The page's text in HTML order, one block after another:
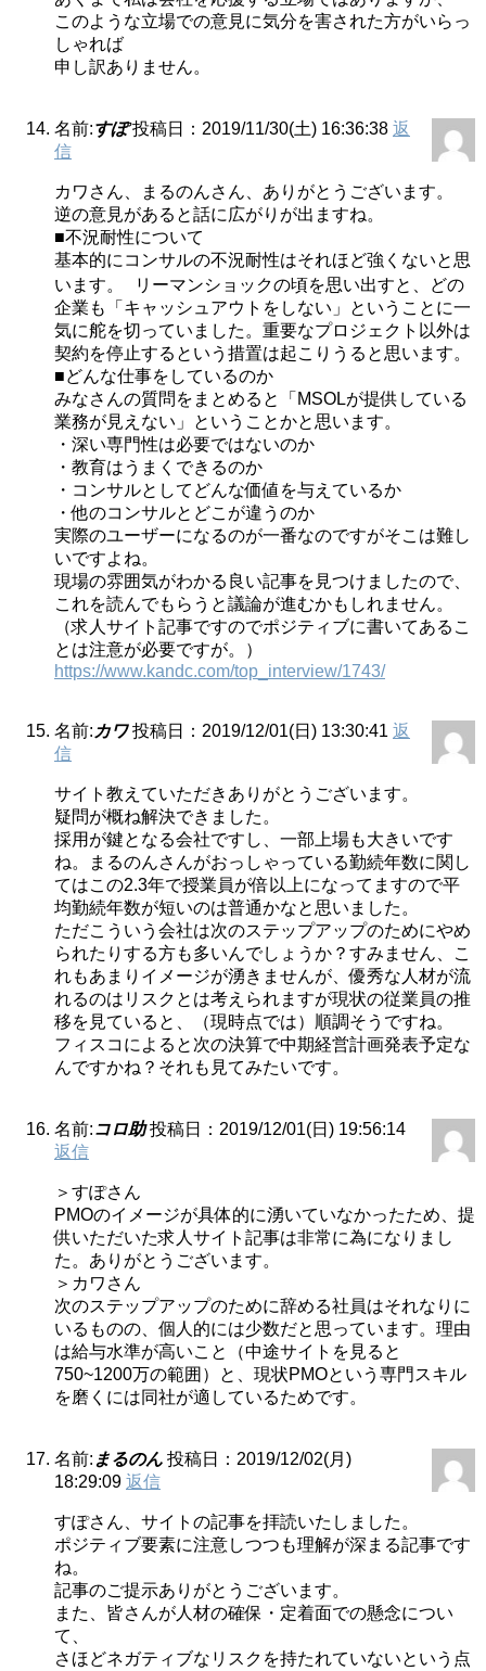
このような立場での意見に気分を害された方がいらっ
しゃれば
申し訳ありません。
名前:すぽ 投稿日：2019/11/30(土) 16:36:38 返
信
カワさん、まるのんさん、ありがとうございます。
逆の意見があると話に広がりが出ますね。
■不況耐性について
基本的にコンサルの不況耐性はそれほど強くないと思
います。 リーマンショックの頃を思い出すと、どの
企業も「キャッシュアウトをしない」ということに一
気に舵を切っていました。重要なプロジェクト以外は
契約を停止するという措置は起こりうると思います。
■どんな仕事をしているのか
みなさんの質問をまとめると「MSOLが提供している
業務が見えない」ということかと思います。
・深い専門性は必要ではないのか
・教育はうまくできるのか
・コンサルとしてどんな価値を与えているか
・他のコンサルとどこが違うのか
実際のユーザーになるのが一番なのですがそこは難し
いですよね。
現場の雰囲気がわかる良い記事を見つけましたので、
これを読んでもらうと議論が進むかもしれません。
（求人サイト記事ですのでポジティブに書いてあるこ
とは注意が必要ですが。）
https://www.kandc.com/top_interview/1743/
名前: カワ 投稿日：2019/12/01(日) 13:30:41 返
信
サイト教えていただきありがとうございます。
疑問が概ね解決できました。
採用が鍵となる会社ですし、一部上場も大きいです
ね。まるのんさんがおっしゃっている勤続年数に関し
てはこの2.3年で授業員が倍以上になってますので平
均勤続年数が短いのは普通かなと思いました。
ただこういう会社は次のステップアップのためにやめ
られたりする方も多いんでしょうか？すみません、こ
れもあまりイメージが湧きませんが、優秀な人材が流
れるのはリスクとは考えられますが現状の従業員の推
移を見ていると、（現時点では）順調そうですね。
フィスコによると次の決算で中期経営計画発表予定な
んですかね？それも見てみたいです。
名前:コロ助 投稿日：2019/12/01(日) 19:56:14
返信
＞すぽさん
PMOのイメージが具体的に湧いていなかったため、提
供いただいた求人サイト記事は非常に為になりまし
た。ありがとうございます。
＞カワさん
次のステップアップのために辞める社員はそれなりに
いるものの、個人的には少数だと思っています。理由
は給与水準が高いこと（中途サイトを見ると
750~1200万の範囲）と、現状PMOという専門スキル
を磨くには同社が適しているためです。
名前: まるのん 投稿日：2019/12/02(月)
18:29:09 返信
すぽさん、サイトの記事を拝読いたしました。
ポジティブ要素に注意しつつも理解が深まる記事です
ね。
記事のご提示ありがとうございます。
また、皆さんが人材の確保・定着面での懸念につい
て、
さほどネガティブなリスクを持たれていないという点